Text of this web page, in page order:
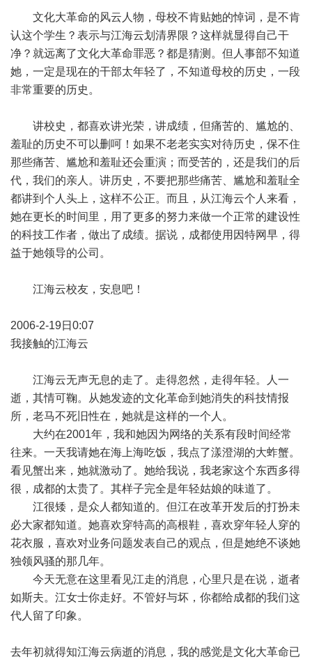
文化大革命的风云人物，母校不肯贴她的悼词，是不肯
认这个学生？表示与江海云划清界限？这样就显得自己干
净？就远离了文化大革命罪恶？都是猜测。但人事部不知道
她，一定是现在的干部太年轻了，不知道母校的历史，一段
非常重要的历史。
讲校史，都喜欢讲光荣，讲成绩，但痛苦的、尴尬的、
羞耻的历史不可以删呵！如果不老老实实对待历史，保不住
那些痛苦、尴尬和羞耻还会重演；而受苦的，还是我们的后
代，我们的亲人。讲历史，不要把那些痛苦、尴尬和羞耻全
都讲到个人头上，这样不公正。而且，从江海云个人来看，
她在更长的时间里，用了更多的努力来做一个正常的建设性
的科技工作者，做出了成绩。据说，成都使用因特网早，得
益于她领导的公司。
江海云校友，安息吧！
2006-2-19日0:07
我接触的江海云
江海云无声无息的走了。走得忽然，走得年轻。人一
逝，其情可鞠。从她发迹的文化革命到她消失的科技情报
所，老马不死旧性在，她就是这样的一个人。
大约在2001年，我和她因为网络的关系有段时间经常
往来。一天我请她在海上海吃饭，我点了漾澄湖的大蚱蟹。
看见蟹出来，她就激动了。她给我说，我老家这个东西多得
很，成都的太贵了。其样子完全是年轻姑娘的味道了。
江很矮，是众人都知道的。但江在改革开发后的打扮未
必大家都知道。她喜欢穿特高的高根鞋，喜欢穿年轻人穿的
花衣服，喜欢对业务问题发表自己的观点，但是她绝不谈她
独领风骚的那几年。
今天无意在这里看见江走的消息，心里只是在说，逝者
如斯夫。江女士你走好。不管好与坏，你都给成都的我们这
代人留了印象。
去年初就得知江海云病逝的消息，我的感觉是文化大革命已